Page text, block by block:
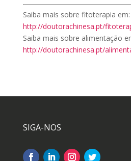
Saiba mais sobre fitoterapia em:
http://doutorachinesa.pt/
Saiba mais sobre alimentação
http://doutorachinesa.pt/
SIGA-NOS